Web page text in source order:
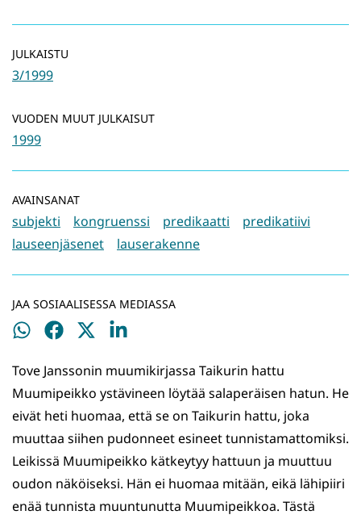
JULKAISTU
3/1999
VUODEN MUUT JULKAISUT
1999
AVAINSANAT
subjekti kongruenssi predikaatti
predikatiivi
lauseenjäsenet
lauserakenne
JAA SOSIAALISESSA MEDIASSA
Jaa
Jaa
Jaa
Jaa
Tove Janssonin muumikirjassa Taikurin hattu
Muumipeikko ystävineen löytää salaperäisen hatun. He
eivät heti huomaa, että se on Taikurin hattu, joka
muuttaa siihen pudonneet esineet tunnistamattomiksi.
Leikissä Muumipeikko kätkeytyy hattuun ja muuttuu
oudon näköiseksi. Hän ei huomaa mitään, eikä lähipiiri
enää tunnista muuntunutta Muumipeikkoa. Tästä